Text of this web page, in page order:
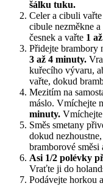
šálku tuku.
Celer a cibuli
cibule nezměkne
česnek a vařte 1
Přidejte brambory
3 až 4 minuty.
kuřecího vývaru,
vařte, dokud
Mezitím na
máslo. Vmíchejte
minuty. Vmíchejte
Směs smetany
dokud nezhoustne,
bramborové směsi
Asi 1/2 polévky
Vraťte ji do
Podávejte horkou